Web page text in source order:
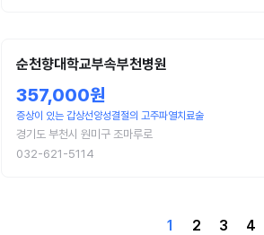
순천향대학교부속부천병원
357,000원
증상이 있는 갑상선양성결절의 고주파열치료술
경기도 부천시 원미구 조마루로
032-621-5114
1 2 3 4